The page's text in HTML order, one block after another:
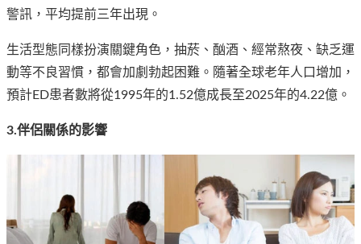
警訊，平均提前三年出現。
生活型態同樣扮演關鍵角色，抽菸、酗酒、經常熬夜、缺乏運
動等不良習慣，都會加劇勃起困難。隨著全球老年人口增加，
預計ED患者數將從1995年的1.52億成長至2025年的4.22億。
3.伴侶關係的影響